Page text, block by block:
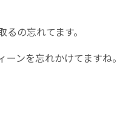
の忘れてます。
ンを忘れかけてますね。